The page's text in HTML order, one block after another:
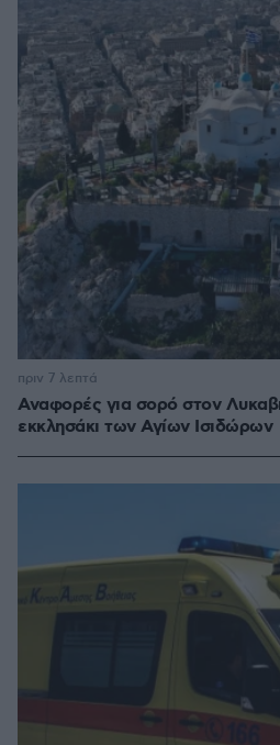
Αναφορές για σορό στον
εκκλησάκι των Αγίων Ισιδώρων
πριν 7 λεπτά